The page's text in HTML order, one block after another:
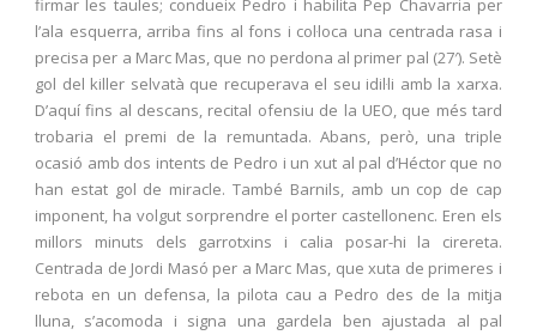
firmar les taules; condueix Pedro i habilita Pep Chavarria per
l’ala esquerra, arriba fins al fons i col·loca una centrada rasa i
precisa per a Marc Mas, que no perdona al primer pal (27′). Setè
gol del killer selvatà que recuperava el seu idil·li amb la xarxa.
D’aquí fins al descans, recital ofensiu de la UEO, que més tard
trobaria el premi de la remuntada. Abans, però, una triple
ocasió amb dos intents de Pedro i un xut al pal d’Héctor que no
han estat gol de miracle. També Barnils, amb un cop de cap
imponent, ha volgut sorprendre el porter castellonenc. Eren els
millors minuts dels garrotxins i calia posar-hi la cirereta.
Centrada de Jordi Masó per a Marc Mas, que xuta de primeres i
rebota en un defensa, la pilota cau a Pedro des de la mitja
lluna, s’acomoda i signa una gardela ben ajustada al pal